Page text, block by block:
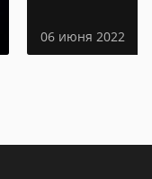
06 июня 2022